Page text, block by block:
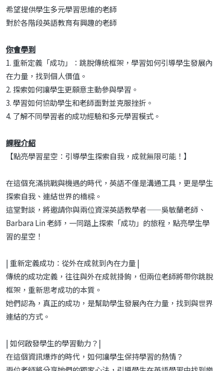
希望提供學生多元學習思維的老師
對於各階段英語教育有興趣的老師
你會學到
1. 重新定義「成功」：跳脫傳統框架，學習如何引導學生發展內
在力量，找到個人價值。
2. 探索如何讓學生更願意主動參與學習。
3. 學習如何協助學生和老師面對並克服挫折。
4. 了解不同學習者的成功經驗和多元學習模式。
課程介紹
【點亮學習星空：引導學生探索自我，成就無限可能！】
在這個充滿挑戰與機遇的時代，英語不僅是溝通工具，更是學生
探索自我、連結世界的橋樑。
這堂對談，將邀請你與兩位資深英語教學者——吳敏蘭老師、
Barbara Lin 老師，一同踏上探索「成功」的旅程，點亮學生學
習的星空！
| 重新定義成功：從外在成就到內在力量 |
傳統的成功定義，往往與外在成就掛鉤，但兩位老師將帶你跳脫
框架，重新思考成功的本質。
她們認為，真正的成功，是幫助學生發展內在力量，找到與世界
連結的方式。
| 如何啟發學生的學習動力？|
在這個資訊爆炸的時代，如何讓學生保持學習的熱情？